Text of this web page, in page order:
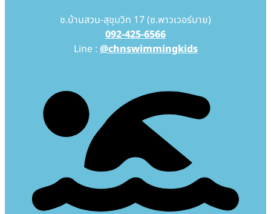
ซ.บ้านสวน-สุขุมวิท 17 (ซ.พาวเวอร์บาย)
092-425-6566
Line : @chnswimmingkids